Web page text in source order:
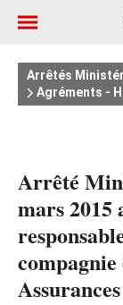
Arrêtés
Agréments -
Arrêté
mars 2015
compagnie